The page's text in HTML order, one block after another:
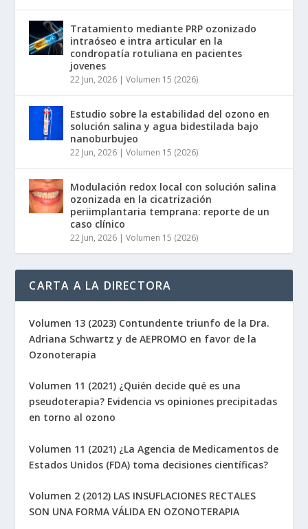
Tratamiento mediante PRP ozonizado
intraóseo e intra articular en la
condropatía rotuliana en pacientes
jovenes
22 Jun, 2026 |Volumen 15 (2026)
Estudio sobre la estabilidad del ozono en
solución salina y agua bidestilada bajo
nanoburbujeo
22 Jun, 2026 |Volumen 15 (2026)
Modulación redox local con solución salina
ozonizada en la cicatrización
periimplantaria temprana: reporte de un
caso clínico
22 Jun, 2026 |Volumen 15 (2026)
CARTA A LA DIRECTORA
Volumen 13 (2023) Contundente triunfo de la Dra.
Adriana Schwartz y de AEPROMO en favor de la
Ozonoterapia
Volumen 11 (2021) ¿Quién decide qué es una
pseudoterapia? Evidencia vs opiniones precipitadas
en torno al ozono
Volumen 11 (2021) ¿La Agencia de Medicamentos de
Estados Unidos (FDA) toma decisiones científicas?
Volumen 2 (2012) LAS INSUFLACIONES RECTALES
SON UNA FORMA VÁLIDA EN OZONOTERAPIA